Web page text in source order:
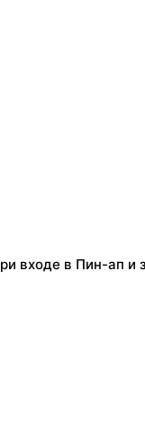
входе в Пин-ап и